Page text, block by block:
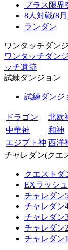
プラス限界
8人対戦(8
ランダン
ワンタッチダン
ワンタッチダン
ッチ遺跡
試練ダンジョン
試練ダンジ
ドラゴン
北欧
中華神
和神
エジプト神 西洋
チャレダン(クエ
クエストダ
EXラッシュ
チャレダン
チャレダン
チャレダン
チャレダン2
チャレダン1